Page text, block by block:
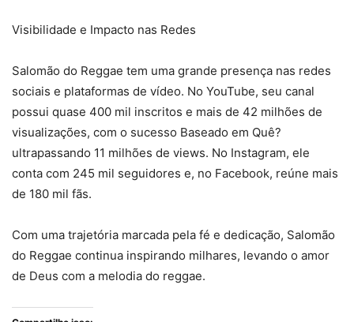
Visibilidade e Impacto nas Redes
Salomão do Reggae tem uma grande presença nas redes
sociais e plataformas de vídeo. No YouTube, seu canal
possui quase 400 mil inscritos e mais de 42 milhões de
visualizações, com o sucesso Baseado em Quê?
ultrapassando 11 milhões de views. No Instagram, ele
conta com 245 mil seguidores e, no Facebook, reúne mais
de 180 mil fãs.
Com uma trajetória marcada pela fé e dedicação, Salomão
do Reggae continua inspirando milhares, levando o amor
de Deus com a melodia do reggae.